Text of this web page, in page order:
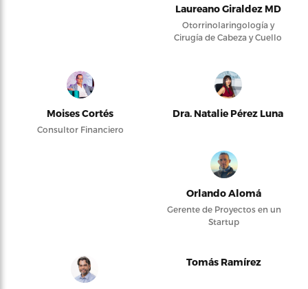
Laureano Giraldez MD
Otorrinolaringología y
Cirugía de Cabeza y Cuello
Moises Cortés
Consultor Financiero
Dra. Natalie Pérez Luna
Orlando Alomá
Gerente de Proyectos en un
Startup
Tomás Ramírez